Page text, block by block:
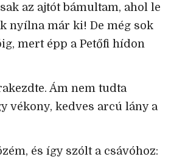
az ajtót bámultam, ahol le
nyílna már ki! De még sok
mert épp a Petőfi hídon
Ám nem tudta
vékony, kedves arcú lány a
és így szólt a csávóhoz: